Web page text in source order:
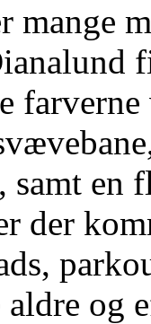
mange
samt en
der
og